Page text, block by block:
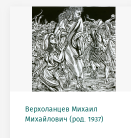
Верхоланцев Михаил
Михайлович (род. 1937)